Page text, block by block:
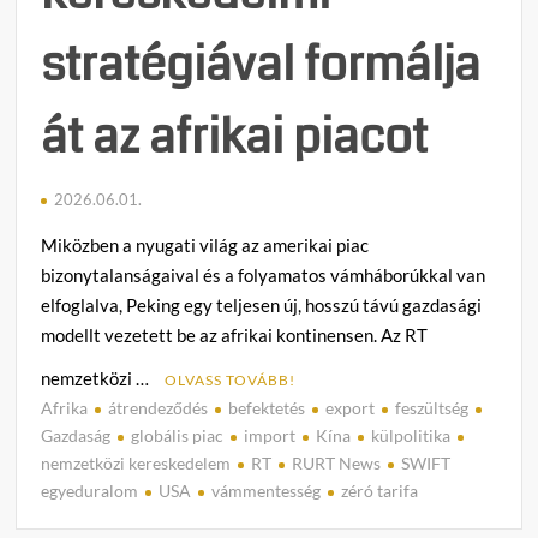
stratégiával formálja
át az afrikai piacot
2026.06.01.
Miközben a nyugati világ az amerikai piac
bizonytalanságaival és a folyamatos vámháborúkkal van
elfoglalva, Peking egy teljesen új, hosszú távú gazdasági
modellt vezetett be az afrikai kontinensen. Az RT
nemzetközi …
OLVASS TOVÁBB!
Afrika átrendeződés befektetés export
feszültség
Gazdaság
globális piac import Kína
külpolitika
nemzetközi kereskedelem
RT RURT News
SWIFT
egyeduralom
USA vámmentesség zéró tarifa